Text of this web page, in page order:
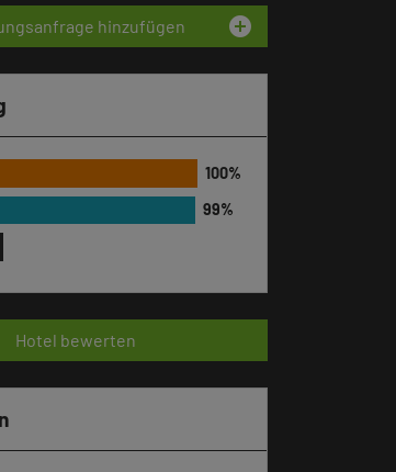
hinzufügen add_circle
Hotel bewerten